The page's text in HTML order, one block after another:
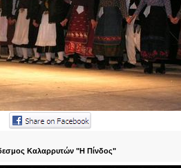
Καλαρρυτών "Η Πίνδος"